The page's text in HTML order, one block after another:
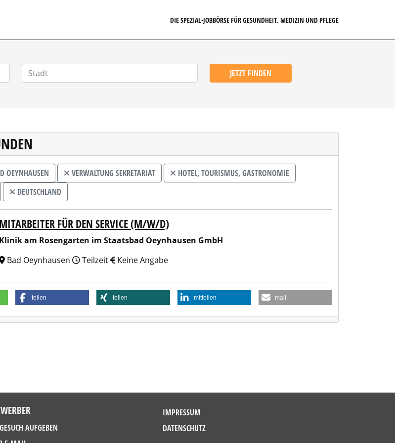
DIE SPEZIAL-JOBBÖRSE FÜR GESUNDHEIT, MEDIZIN UND PFLEGE
JETZT FINDEN
OEYNHAUSEN VERWALTUNG SEKRETARIAT
HOTEL, TOURISMUS, GASTRONOMIE
DEUTSCHLAND
im Staatsbad Oeynhausen GmbH
MITARBEITER FÜR DEN SERVICE (M/W/D)
Klinik am Rosengarten im Staatsbad Oeynhausen GmbH
Bad Oeynhausen
Teilzeit Keine Angabe
teilen teilen mitteilen mail
AUFGEBEN
IMPRESSUM
DATENSCHUTZ